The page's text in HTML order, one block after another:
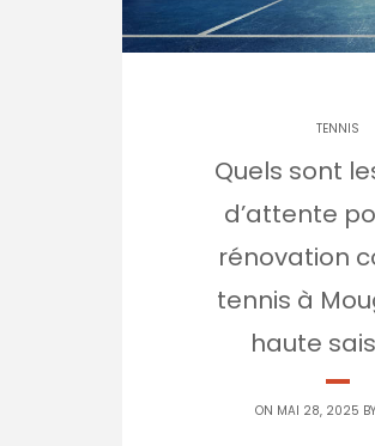
TENNIS
Quels sont
d’attente
rénovation
tennis à
haute
ON MAI 28, 2025 BY